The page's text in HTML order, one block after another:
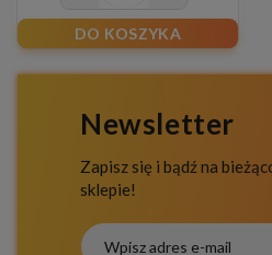
DO KOSZYKA
Newsletter
Zapisz się i bądź na
sklepie!